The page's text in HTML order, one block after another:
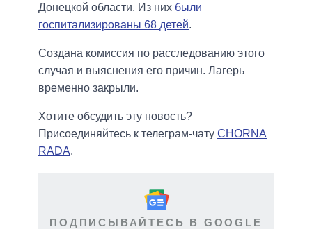
Донецкой области. Из них были
госпитализированы 68 детей.
Создана комиссия по расследованию этого
случая и выяснения его причин. Лагерь
временно закрыли.
Хотите обсудить эту новость?
Присоединяйтесь к телеграм-чату CHORNA
RADA.
ПОДПИСЫВАЙТЕСЬ В GOOGLE